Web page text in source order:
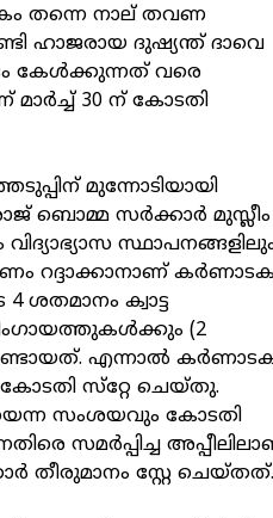
തന്നെ നാല് തവണ
ഹാജരായ ദുഷ്യന്ത് ദാവെ
കേൾക്കുന്നത് വരെ
മാർച്ച് 30 ന് കോടതി
മുന്നോടിയായി
ബൊമ്മ സർക്കാർ മുസ്ലീം
റദ്ദാക്കാനാണ് കർണാടക
4 ശതമാനം ക്വാട്ട
(2
എന്നാൽ
കോടതി സ്‌റ്റേ ചെയ്തു.
സംശയവും കോടതി
സമർപ്പിച്ച
തീരുമാനം സ്റ്റേ ചെയ്തത്.